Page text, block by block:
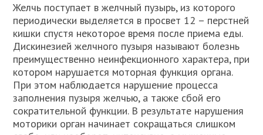
Желчь поступает в желчный пузырь, из которого
периодически выделяется в просвет 12 – перстней
кишки спустя некоторое время после приема еды.
Дискинезией желчного пузыря называют болезнь
преимущественно неинфекционного характера, при
котором нарушается моторная функция органа.
При этом наблюдается нарушение процесса
заполнения пузыря желчью, а также сбой его
сократительной функции. В результате нарушения
моторики орган начинает сокращаться слишком